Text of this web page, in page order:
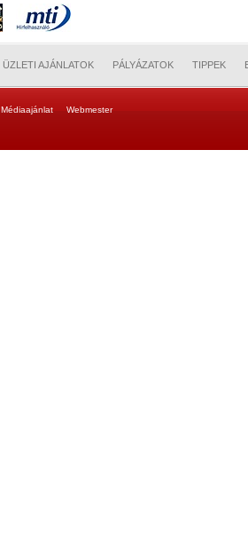
ÜZLETI AJÁNLATOK PÁLYÁZATOK TIPPEK
Médiaajánlat Webmester